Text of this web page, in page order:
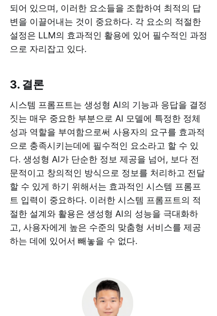
되어 있으며, 이러한 요소들을 조합하여 최적의 답
변을 이끌어내는 것이 중요하다. 각 요소의 적절한
설정은 LLM의 효과적인 활용에 있어 필수적인 과정
으로 자리잡고 있다.
3. 결론
시스템 프롬프트는 생성형 AI의 기능과 응답을 결정
짓는 매우 중요한 부분으로 AI 모델에 특정한 정체
성과 역할을 부여함으로써 사용자의 요구를 효과적
으로 충족시키는데에 필수적인 요소라고 할 수 있
다. 생성형 AI가 단순한 정보 제공을 넘어, 보다 전
문적이고 창의적인 방식으로 정보를 처리하고 전달
할 수 있게 하기 위해서는 효과적인 시스템 프롬프
트 입력이 중요하다. 이러한 시스템 프롬프트의 적
절한 설계와 활용은 생성형 AI의 성능을 극대화하
고, 사용자에게 높은 수준의 맞춤형 서비스를 제공
하는 데에 있어서 빼놓을 수 없다.